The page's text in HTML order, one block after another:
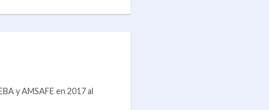
y AMSAFE en 2017 al